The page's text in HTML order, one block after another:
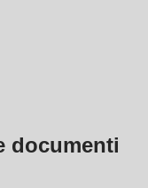
documenti